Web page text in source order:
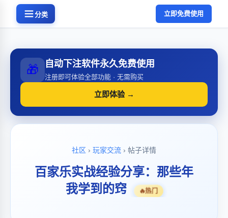
分类 立即免费使用
🎁 自动下注软件永久免费使用
注册即可体验全部功能 · 无需购买
立即体验 →
社区 › 玩家交流 › 帖子详情
百家乐实战经验分享：那些年
我学到的窍
🔥热门